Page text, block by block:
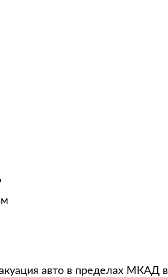
авто в пределах МКАД